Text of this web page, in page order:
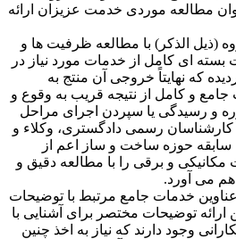
مطالعه موردی خدمت عزیزان ارائه
(ذیل الذکر) با مطالعه ظرفیت ها و
ای کامل از خدمات مورد نیاز در
که نهایتاً خروجی آن منتج به
جامع و کامل از نتیجه قریب به وقوع و
و رسیدگی یا سپردن اجرای مراحل
رسمی دادگستری، وکلاء و
سابقه حوزه ساخت و ساز اعم از
و برقی را با مطالعه دقیق و
می آورد.
خدمات جامع مرتبط با توضیحات
توضیحات مختصر برای آشنایی با
وجود دارند که نیاز به اخذ چنین